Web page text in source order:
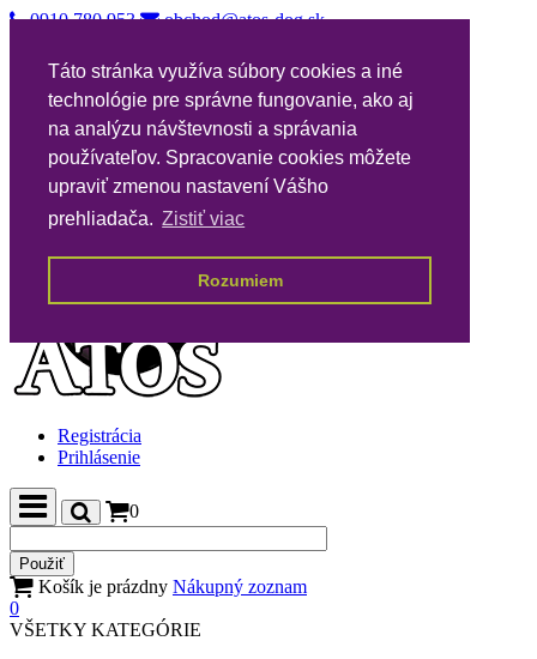
Táto stránka využíva súbory cookies a iné
technológie pre správne fungovanie, ako aj
na analýzu návštevnosti a správania
používateľov. Spracovanie cookies môžete
upraviť zmenou nastavení Vášho
prehliadača. Zistiť viac
Rozumiem
0910 780 953
obchod@atos-dog.sk
Vernostný katalóg
Nákupné podmienky
Všeobecné podmienky VPA
Poštovné
Kontakty
Registrácia
Prihlásenie
0
Košík je prázdny Nákupný zoznam
0
VŠETKY KATEGÓRIE